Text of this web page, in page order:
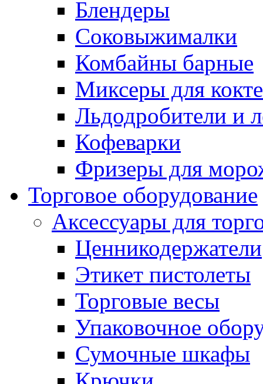
Блендеры
Соковыжималки
Комбайны барные
Миксеры для
Льдодробители и
Кофеварки
Фризеры для
Торговое оборудование
Аксессуары для
Ценникодержатели
Этикет пистолеты
Торговые весы
Упаковочное
Сумочные шкафы